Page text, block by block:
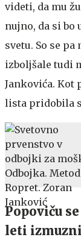
videti, da mu
nujno, da si bo
svetu. So se
izboljšale tudi
Jankovića. Kot
lista pridobila
Popoviču
leti